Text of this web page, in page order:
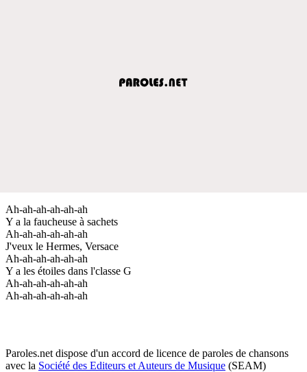
Ah-ah-ah-ah-ah-ah
Y a la faucheuse à sachets
Ah-ah-ah-ah-ah-ah
J'veux le Hermes, Versace
Ah-ah-ah-ah-ah-ah
Y a les étoiles dans l'classe G
Ah-ah-ah-ah-ah-ah
Ah-ah-ah-ah-ah-ah
Paroles.net dispose d'un accord de licence de paroles de chansons
avec la Société des Editeurs et Auteurs de Musique (SEAM)